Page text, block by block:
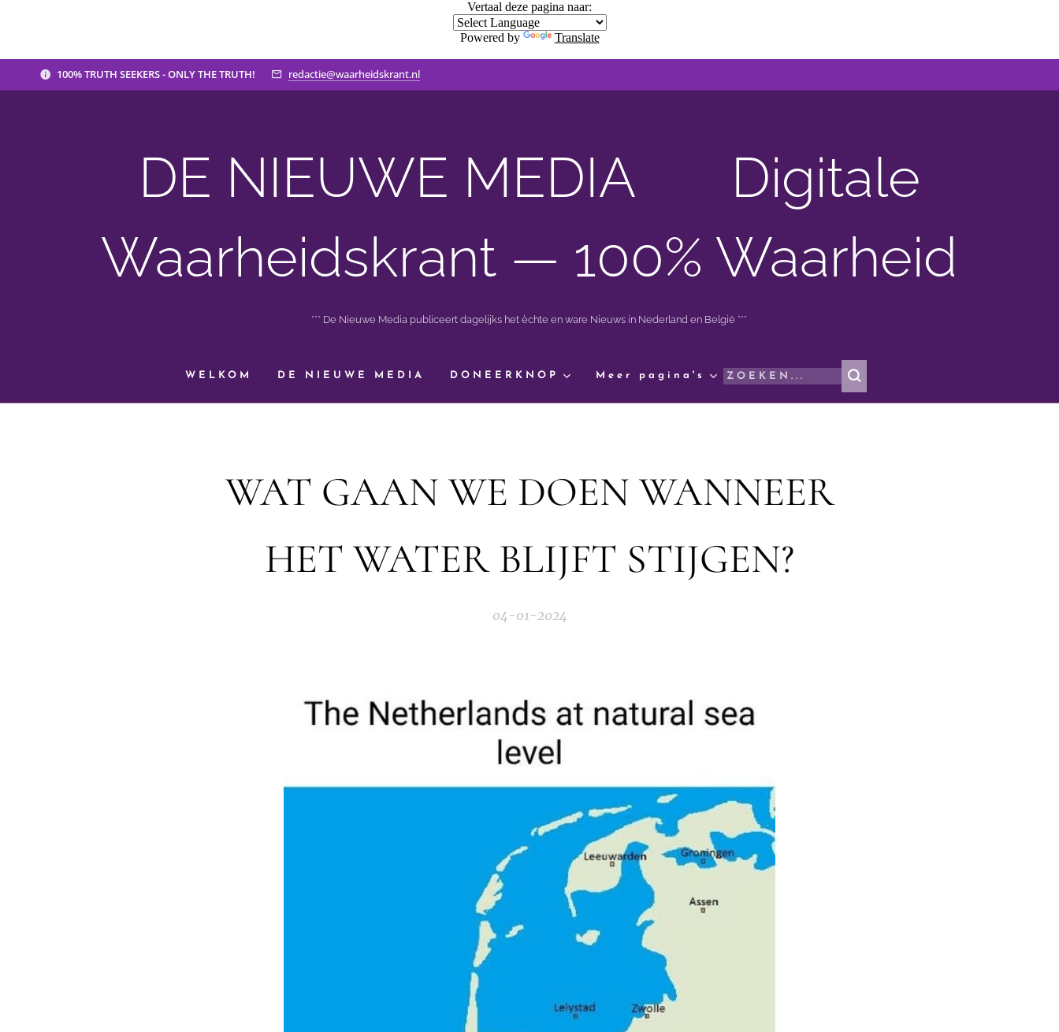
Vertaal deze pagina naar:
Powered by Translate
100% TRUTH SEEKERS - ONLY THE TRUTH! redactie@waarheidskrant.nl
DE NIEUWE MEDIA 🟣 Digitale
Waarheidskrant — 100% Waarheid
*** De Nieuwe Media publiceert dagelijks het èchte en ware Nieuws in Nederland en België ***
WELKOM DE NIEUWE MEDIA DONEERKNOP Meer pagina's
WAT GAAN WE DOEN WANNEER
HET WATER BLIJFT STIJGEN?
04-01-2024